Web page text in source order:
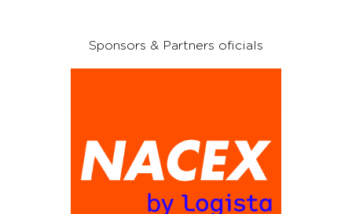
Sponsors & Partners oficials